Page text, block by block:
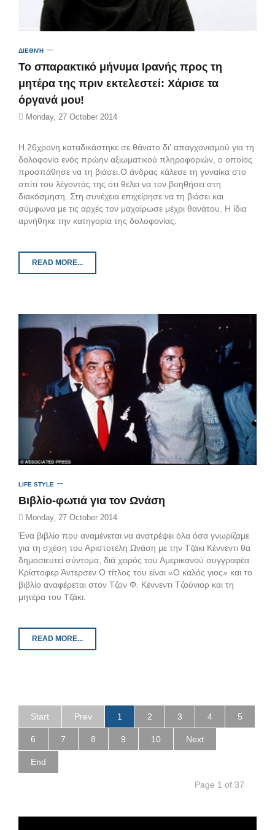
ΔΙΕΘΝΉ
Το σπαρακτικό μήνυμα Ιρανής προς τη
μητέρα της πριν εκτελεστεί: Χάρισε τα
όργανά μου!
Monday, 27 October 2014
Η 26χρονη καταδικάστηκε σε θάνατο δι' απαγχονισμού για τη
δολοφονία ενός πρώην αξιωματικού πληροφοριών, ο οποίος
προσπάθησε να τη βιάσει.Ο άνδρας κάλεσε τη γυναίκα στο
σπίτι του λέγοντάς της ότι θέλει να τον βοηθήσει στη
διακόσμηση. Στη συνέχεια επιχείρησε να τη βιάσει και
σύμφωνα με τις αρχές τον μαχαίρωσε μέχρι θανάτου. Η ίδια
αρνήθηκε την κατηγορία της δολοφονίας.
READ MORE...
LIFE STYLE
Bιβλίο-φωτιά για τον Ωνάση
Monday, 27 October 2014
Ένα βιβλίο που αναμένεται να ανατρέψει όλα όσα γνωρίζαμε
για τη σχέση του Αριστοτέλη Ωνάση με την Τζάκι Κέννεντι θα
δημοσιευτεί σύντομα, διά χειρός του Αμερικανού συγγραφέα
Κρίστοφερ Άντερσεν.Ο τίτλος του είναι «Ο καλός γιος» και το
βιβλίο αναφέρεται στον Τζον Φ. Κέννεντι Τζούνιορ και τη
μητέρα του Τζάκι.
READ MORE...
Start Prev 1 2 3 4 5
6 7 8 9 10 Next
End
Page 1 of 37